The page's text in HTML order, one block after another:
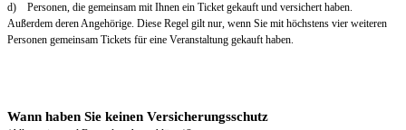
d) Personen, die gemeinsam mit Ihnen ein Ticket gekauft und versichert haben.
Außerdem deren Angehörige. Diese Regel gilt nur, wenn Sie mit höchstens vier weiteren
Personen gemeinsam Tickets für eine Veranstaltung gekauft haben.
Wann haben Sie keinen Versicherungsschutz